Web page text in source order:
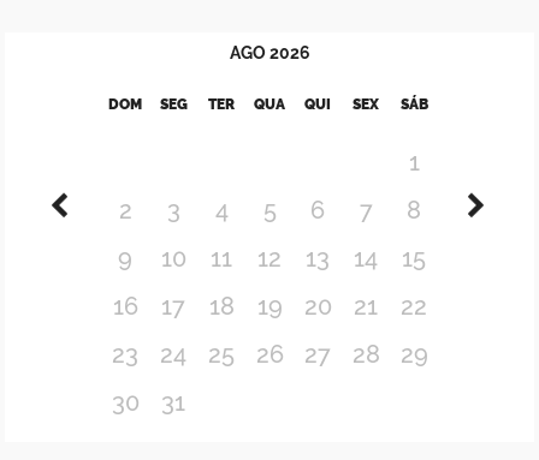
AGO 2026
DOM SEG TER QUA QUI SEX SÁB
1
2
3 4 5 6 7
8
9
10 11 12 13 14
15
16
17 18 19 20 21
22
23
24 25 26 27 28
29
30
31